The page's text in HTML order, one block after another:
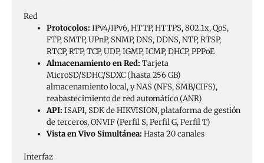
Red
Protocolos: IPv4/IPv6, HTTP, HTTPS, 802.1x, QoS,
FTP, SMTP, UPnP, SNMP, DNS, DDNS, NTP, RTSP,
RTCP, RTP, TCP, UDP, IGMP, ICMP, DHCP, PPPoE
Almacenamiento en Red: Tarjeta
MicroSD/SDHC/SDXC (hasta 256 GB)
almacenamiento local, y NAS (NFS, SMB/CIFS),
reabastecimiento de red automático (ANR)
API: ISAPI, SDK de HIKVISION, plataforma de gestión
de terceros, ONVIF (Perfil S, Perfil G, Perfil T)
Vista en Vivo Simultánea: Hasta 20 canales
Interfaz